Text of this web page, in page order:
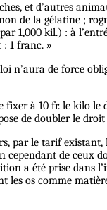
et d’autres
de la gélatine ;
1,000 kil.) : à
1 franc. »
n’aura de force
fixer à 10 fr. le kilo le
de doubler le
par le tarif existant,
cependant de ceux
a été prise dans
les os comme